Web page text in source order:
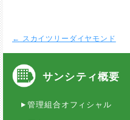
← スカイツリーダイヤモンド
サンシティ概要
管理組合オフィシャル